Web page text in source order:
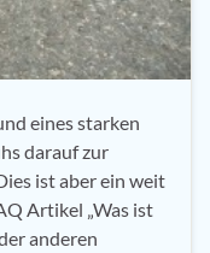
eines starken
darauf zur
ist aber ein weit
Artikel „Was ist
anderen